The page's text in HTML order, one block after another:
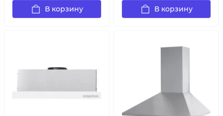
В корзину В корзину